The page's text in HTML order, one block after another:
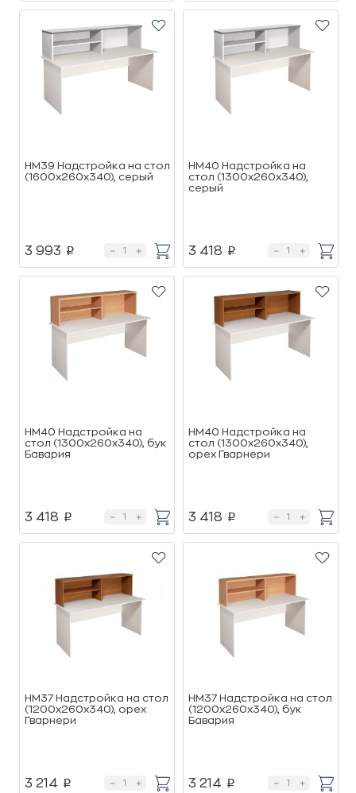
НМ39 Надстройка на стол
(1600х260х340), cерый
3 993 p
НМ40 Надстройка на
стол (1300х260х340),
cерый
3 418 p
НМ40 Надстройка на
стол (1300х260х340), бук
Бавария
3 418 p
НМ40 Надстройка на
стол (1300х260х340),
орех Гварнери
3 418 p
НМ37 Надстройка на стол
(1200х260х340), орех
Гварнери
3 214 p
НМ37 Надстройка на стол
(1200х260х340), бук
Бавария
3 214 p